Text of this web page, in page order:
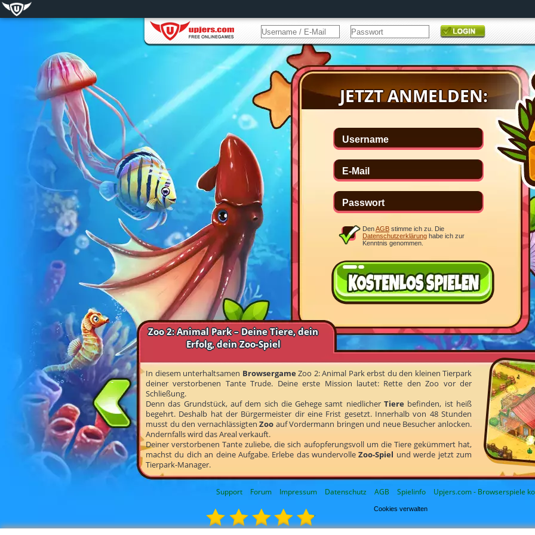
Support Forum Impressum Datenschutz AGB Spielinfo Upjers.com - Browserspiele
Cookies verwalten
Zoo 2: Animal Park – Deine Tiere, dein
Erfolg, dein Zoo-Spiel
In diesem unterhaltsamen Browsergame Zoo 2: Animal Park erbst du den kleinen Tierpark
deiner verstorbenen Tante Trude. Deine erste Mission lautet: Rette den Zoo vor der
Schließung.
Denn das Grundstück, auf dem sich die Gehege samt niedlicherTiere befinden, ist heiß
begehrt. Deshalb hat der Bürgermeister dir eine Frist gesetzt. Innerhalb von 48 Stunden
musst du den vernachlässigtenZoo auf Vordermann bringen und neue Besucher anlocken.
Andernfalls wird das Areal verkauft.
Deiner verstorbenen Tante zuliebe, die sich aufopferungsvoll um die Tiere gekümmert hat,
machst du dich an deine Aufgabe. Erlebe das wundervolleZoo-Spiel und werde jetzt zum
Tierpark-Manager.
DenAGB stimme ich zu. Die
Datenschutzerklärung habe ich zur
Kenntnis genommen.